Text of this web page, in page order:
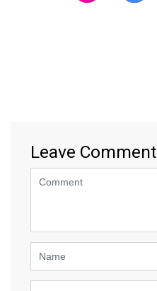
Leave Comment